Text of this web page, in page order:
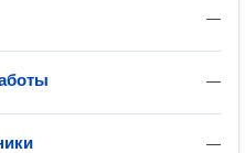
—
—
—